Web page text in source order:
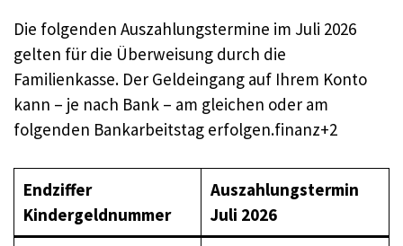
Die folgenden Auszahlungstermine im Juli 2026
gelten für die Überweisung durch die
Familienkasse. Der Geldeingang auf Ihrem Konto
kann – je nach Bank – am gleichen oder am
folgenden Bankarbeitstag erfolgen.finanz+2
Endziffer
Kindergeldnummer
Auszahlungstermin
Juli 2026